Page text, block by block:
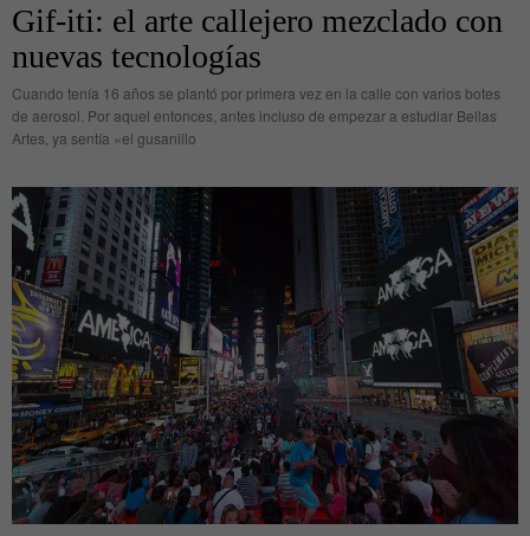
Gif-iti: el arte callejero mezclado con
nuevas tecnologías
Cuando tenía 16 años se plantó por primera vez en la calle con varios botes
de aerosol. Por aquel entonces, antes incluso de empezar a estudiar Bellas
Artes, ya sentía «el gusanillo